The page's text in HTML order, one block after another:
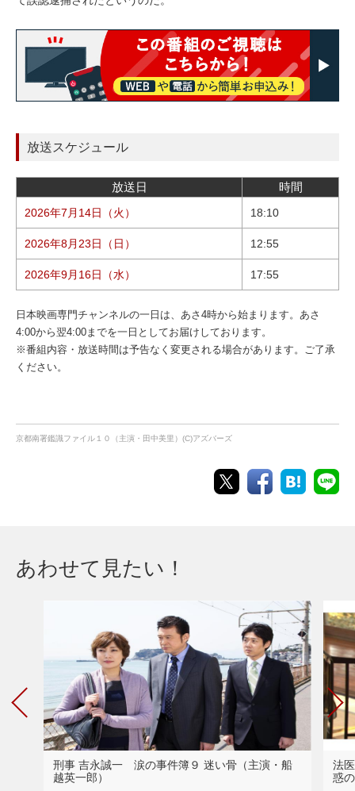
放送スケジュール
放送日 時間
2026年7月14日（火） 18:10
2026年8月23日（日） 12:55
2026年9月16日（水） 17:55
日本映画専門チャンネルの一日は、あさ4時から始まります。あさ
4:00から翌4:00までを一日としてお届けしております。
※番組内容・放送時間は予告なく変更される場合があります。ご了承
ください。
京都南署鑑識ファイル１０（主演・田中美里）(C)アズバーズ
あわせて見たい！
刑事 吉永誠一 涙の事件簿９ 迷い骨（主演・船
越英一郎）
法
惑